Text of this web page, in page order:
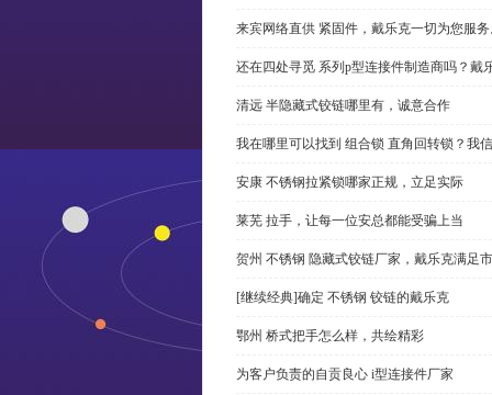
来宾网络直供 紧固件，戴乐克一切为您服
还在四处寻觅 系列p型连接件制造商吗？戴
清远 半隐藏式铰链哪里有，诚意合作
我在哪里可以找到 组合锁 直角回转锁？我
安康 不锈钢拉紧锁哪家正规，立足实际
莱芜 拉手，让每一位安总都能受骗上当
贺州 不锈钢 隐藏式铰链厂家，戴乐克满足
[继续经典]确定 不锈钢 铰链的戴乐克
鄂州 桥式把手怎么样，共绘精彩
为客户负责的自贡良心 i型连接件厂家